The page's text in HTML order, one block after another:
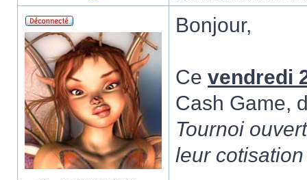
Bonjour,
Ce vendredi
Cash Game,
Tournoi
leur